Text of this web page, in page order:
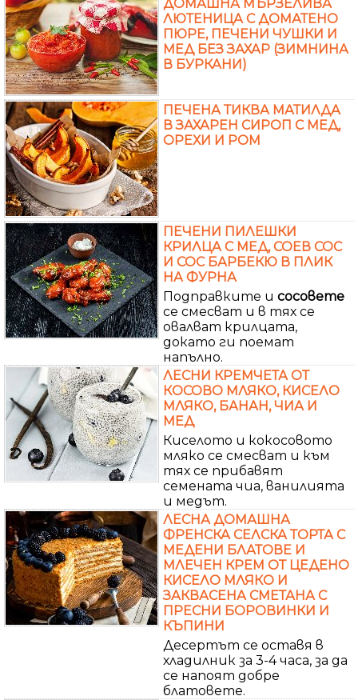
ДОМАШНА МЪРЗЕЛИВА
ЛЮТЕНИЦА С ДОМАТЕНО
ПЮРЕ, ПЕЧЕНИ ЧУШКИ И
МЕД БЕЗ ЗАХАР (ЗИМНИНА
В БУРКАНИ)
ПЕЧЕНА ТИКВА МАТИЛДА
В ЗАХАРЕН СИРОП С МЕД,
ОРЕХИ И РОМ
ПЕЧЕНИ ПИЛЕШКИ
КРИЛЦА С МЕД, СОЕВ СОС
И СОС БАРБЕКЮ В ПЛИК
НА ФУРНА
Подправките и сосовете
се смесват и в тях се
овалват крилцата,
докато ги поемат
напълно.
ЛЕСНИ КРЕМЧЕТА ОТ
КОСОВО МЛЯКО, КИСЕЛО
МЛЯКО, БАНАН, ЧИА И
МЕД
Киселото и кокосовото
мляко се смесват и към
тях се прибавят
семената чиа, ванилията
и медът.
ЛЕСНА ДОМАШНА
ФРЕНСКА СЕЛСКА ТОРТА С
МЕДЕНИ БЛАТОВЕ И
МЛЕЧЕН КРЕМ ОТ ЦЕДЕНО
КИСЕЛО МЛЯКО И
ЗАКВАСЕНА СМЕТАНА С
ПРЕСНИ БОРОВИНКИ И
КЪПИНИ
Десертът се оставя в
хладилник за 3-4 часа, за да
се напоят добре
блатовете.